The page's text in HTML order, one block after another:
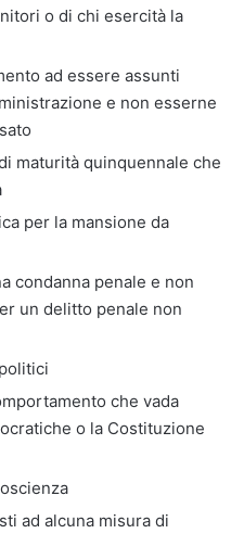
o di chi esercità la
ad essere assunti
e non esserne
maturità quinquennale che
per la mansione da
condanna penale e non
un delitto penale non
che vada
o la Costituzione
ad alcuna misura di